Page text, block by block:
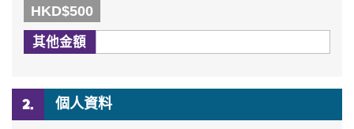
HKD$500
其他金額
個人資料